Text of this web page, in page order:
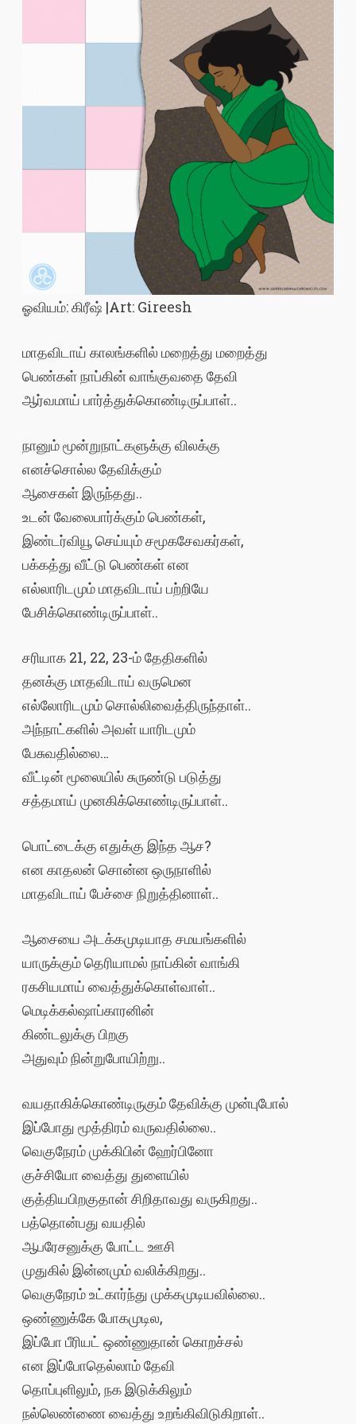
ஓவியம்: கிரீஷ் |Art: Gireesh
மாதவிடாய் காலங்களில் மறைத்து மறைத்து
பெண்கள் நாப்கின் வாங்குவதை தேவி
ஆர்வமாய் பார்த்துக்கொண்டிருப்பாள்..
நானும் மூன்றுநாட்களுக்கு விலக்கு
எனச்சொல்ல தேவிக்கும்
ஆசைகள் இருந்தது..
உடன் வேலைபார்க்கும் பெண்கள்,
இண்டர்வியூ செய்யும் சமூகசேவகர்கள்,
பக்கத்து வீட்டு பெண்கள் என
எல்லாரிடமும் மாதவிடாய் பற்றியே
பேசிக்கொண்டிருப்பாள்..
சரியாக 21, 22, 23-ம் தேதிகளில்
தனக்கு மாதவிடாய் வருமென
எல்லோரிடமும் சொல்லிவைத்திருந்தாள்..
அந்நாட்களில் அவள் யாரிடமும்
பேசுவதில்லை…
வீட்டின் மூலையில் சுருண்டு படுத்து
சத்தமாய் முனகிக்கொண்டிருப்பாள்..
பொட்டைக்கு எதுக்கு இந்த ஆச?
என காதலன் சொன்ன ஒருநாளில்
மாதவிடாய் பேச்சை நிறுத்தினாள்..
ஆசையை அடக்கமுடியாத சமயங்களில்
யாருக்கும் தெரியாமல் நாப்கின் வாங்கி
ரகசியமாய் வைத்துக்கொள்வாள்..
மெடிக்கல்ஷாப்காரனின்
கிண்டலுக்கு பிறகு
அதுவும் நின்றுபோயிற்று..
வயதாகிக்கொண்டிருகும் தேவிக்கு முன்புபோல்
இப்போது மூத்திரம் வருவதில்லை..
வெகுநேரம் முக்கிபின் ஹேர்பினோ
குச்சியோ வைத்து துளையில்
குத்தியபிறகுதான் சிறிதாவது வருகிறது..
பத்தொன்பது வயதில்
ஆபரேசனுக்கு போட்ட ஊசி
முதுகில் இன்னமும் வலிக்கிறது..
வெகுநேரம் உட்கார்ந்து முக்கமுடியவில்லை..
ஒண்ணுக்கே போகமுடில,
இப்போ பீரியட் ஒண்ணுதான் கொறச்சல்
என இப்போதெல்லாம் தேவி
தொப்புளிலும், நக இடுக்கிலும்
நல்லெண்ணை வைத்து உறங்கிவிடுகிறாள்..